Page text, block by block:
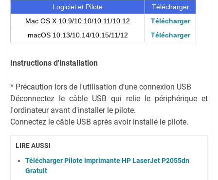
Logiciel et Pilote
Télécharger
Mac OS X 10.9/10.10/10.11/10.12
Télécharger
macOS 10.13/10.14/10.15/11/12
Télécharger
Instructions d'installation
* Précaution lors de l'utilisation d'une connexion USB
Déconnectez le câble USB qui relie le périphérique et
l'ordinateur avant d'installer le pilote.
Connectez le câble USB après avoir installé le pilote.
LIRE AUSSI
Télécharger Pilote imprimante HP LaserJet P2055dn
Gratuit